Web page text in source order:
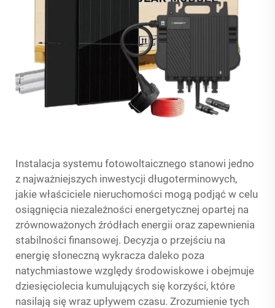
Instalacja systemu fotowoltaicznego stanowi jedno
z najważniejszych inwestycji długoterminowych,
jakie właściciele nieruchomości mogą podjąć w celu
osiągnięcia niezależności energetycznej opartej na
zrównoważonych źródłach energii oraz zapewnienia
stabilności finansowej. Decyzja o przejściu na
energię słoneczną wykracza daleko poza
natychmiastowe względy środowiskowe i obejmuje
dziesięciolecia kumulujących się korzyści, które
nasilają się wraz upływem czasu. Zrozumienie tych